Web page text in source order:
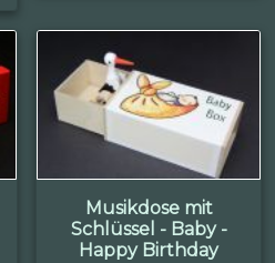
Musikdose mit
Schlüssel - Baby -
Happy Birthday